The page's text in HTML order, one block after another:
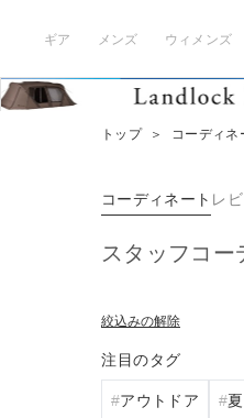
ギア メンズ ウィメンズ
トップ ＞ コーディネ
コーディネート レ
スタッフコー
絞込みの解除
注目のタグ
アウトドア 夏